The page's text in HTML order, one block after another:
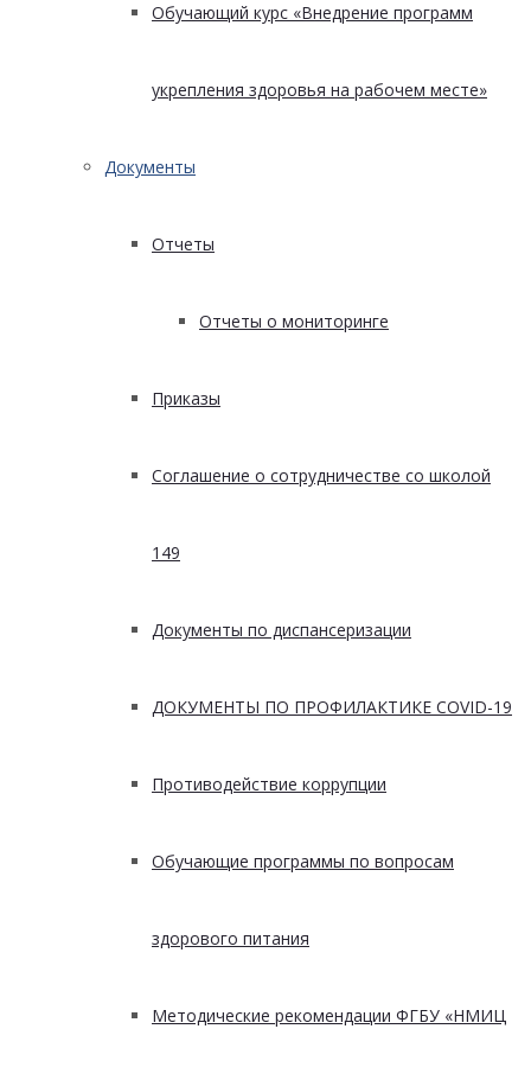
Обучающий курс «Внедрение программ
укрепления здоровья на рабочем месте»
Документы
Отчеты
Отчеты о мониторинге
Приказы
Соглашение о сотрудничестве со школой
149
Документы по диспансеризации
ДОКУМЕНТЫ ПО ПРОФИЛАКТИКЕ COVID-19
Противодействие коррупции
Обучающие программы по вопросам
здорового питания
Методические рекомендации ФГБУ «НМИЦ